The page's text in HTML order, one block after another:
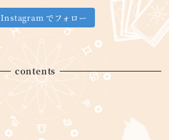
Instagram でフォロー
contents